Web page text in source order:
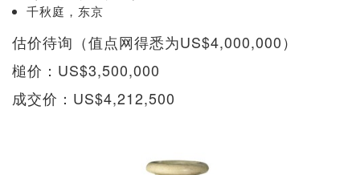
千秋庭，东京
估价待询（值点网得悉为US$4,000,000）
槌价：US$3,500,000
成交价：US$4,212,500